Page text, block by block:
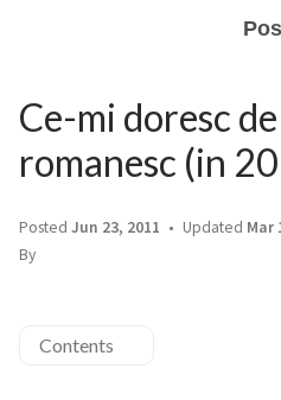
Ce-mi doresc
romanesc (in
Posted Jun 23, 2011 Updated Mar
By
Contents